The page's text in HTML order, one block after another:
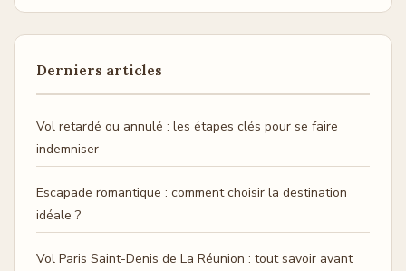
Derniers articles
Vol retardé ou annulé : les étapes clés pour se faire
indemniser
Escapade romantique : comment choisir la destination
idéale ?
Vol Paris Saint-Denis de La Réunion : tout savoir avant